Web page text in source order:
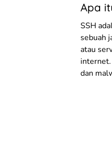
Apa
SSH
sebuah
atau
dan